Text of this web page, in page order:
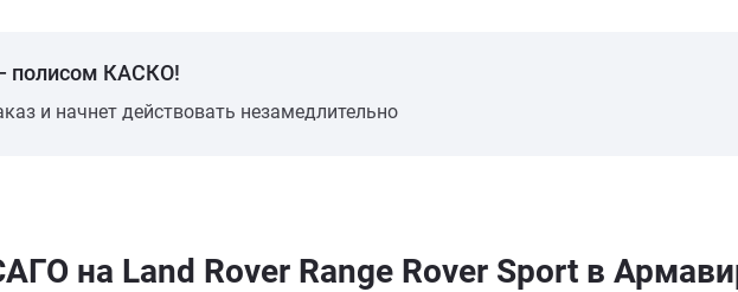
полисом КАСКО!
и начнет действовать незамедлительно
на Land Rover Range Rover Sport в